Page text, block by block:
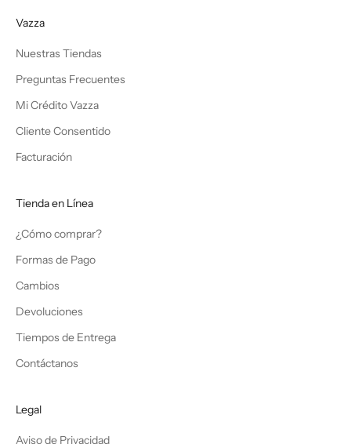
Vazza
Nuestras Tiendas
Preguntas Frecuentes
Mi Crédito Vazza
Cliente Consentido
Facturación
Tienda en Línea
¿Cómo comprar?
Formas de Pago
Cambios
Devoluciones
Tiempos de Entrega
Contáctanos
Legal
Aviso de Privacidad